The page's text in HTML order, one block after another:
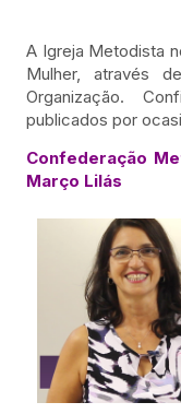
A Igreja Metodista
Mulher, através
Organização.
publicados por
Confederação
Março Lilás